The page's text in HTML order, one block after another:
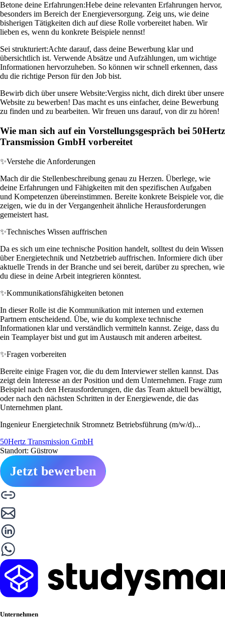
Betone deine Erfahrungen:Hebe deine relevanten Erfahrungen hervor,
besonders im Bereich der Energieversorgung. Zeig uns, wie deine
bisherigen Tätigkeiten dich auf diese Rolle vorbereitet haben. Wir
lieben es, wenn du konkrete Beispiele nennst!
Sei strukturiert:Achte darauf, dass deine Bewerbung klar und
übersichtlich ist. Verwende Absätze und Aufzählungen, um wichtige
Informationen hervorzuheben. So können wir schnell erkennen, dass
du die richtige Person für den Job bist.
Bewirb dich über unsere Website:Vergiss nicht, dich direkt über unsere
Website zu bewerben! Das macht es uns einfacher, deine Bewerbung
zu finden und zu bearbeiten. Wir freuen uns darauf, von dir zu hören!
Wie man sich auf ein Vorstellungsgespräch bei 50Hertz
Transmission GmbH vorbereitet
✨Verstehe die Anforderungen
Mach dir die Stellenbeschreibung genau zu Herzen. Überlege, wie
deine Erfahrungen und Fähigkeiten mit den spezifischen Aufgaben
und Kompetenzen übereinstimmen. Bereite konkrete Beispiele vor, die
zeigen, wie du in der Vergangenheit ähnliche Herausforderungen
gemeistert hast.
✨Technisches Wissen auffrischen
Da es sich um eine technische Position handelt, solltest du dein Wissen
über Energietechnik und Netzbetrieb auffrischen. Informiere dich über
aktuelle Trends in der Branche und sei bereit, darüber zu sprechen, wie
du diese in deine Arbeit integrieren könntest.
✨Kommunikationsfähigkeiten betonen
In dieser Rolle ist die Kommunikation mit internen und externen
Partnern entscheidend. Übe, wie du komplexe technische
Informationen klar und verständlich vermitteln kannst. Zeige, dass du
ein Teamplayer bist und gut im Austausch mit anderen arbeitest.
✨Fragen vorbereiten
Bereite einige Fragen vor, die du dem Interviewer stellen kannst. Das
zeigt dein Interesse an der Position und dem Unternehmen. Frage zum
Beispiel nach den Herausforderungen, die das Team aktuell bewältigt,
oder nach den nächsten Schritten in der Energiewende, die das
Unternehmen plant.
Ingenieur Energietechnik Stromnetz Betriebsführung (m/w/d)...
50Hertz Transmission GmbH
Standort: Güstrow
Jetzt bewerben
Unternehmen